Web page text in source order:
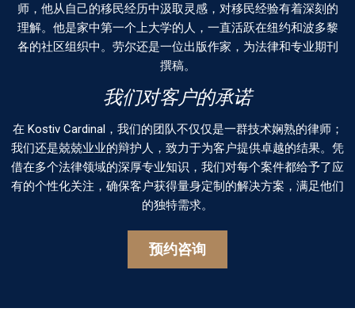
师，他从自己的移民经历中汲取灵感，对移民经验有着深刻的
理解。他是家中第一个上大学的人，一直活跃在纽约和波多黎
各的社区组织中。劳尔还是一位出版作家，为法律和专业期刊
撰稿。
我们对客户的承诺
在 Kostiv Cardinal，我们的团队不仅仅是一群技术娴熟的律师；
我们还是兢兢业业的辩护人，致力于为客户提供卓越的结果。凭
借在多个法律领域的深厚专业知识，我们对每个案件都给予了应
有的个性化关注，确保客户获得量身定制的解决方案，满足他们
的独特需求。
预约咨询